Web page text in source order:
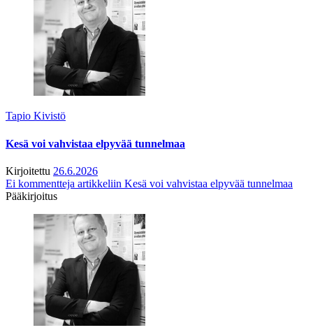
Tapio Kivistö
Kesä voi vahvistaa elpyvää tunnelmaa
Kirjoitettu 26.6.2026
Ei kommentteja artikkeliin Kesä voi vahvistaa elpyvää tunnelmaa
Pääkirjoitus